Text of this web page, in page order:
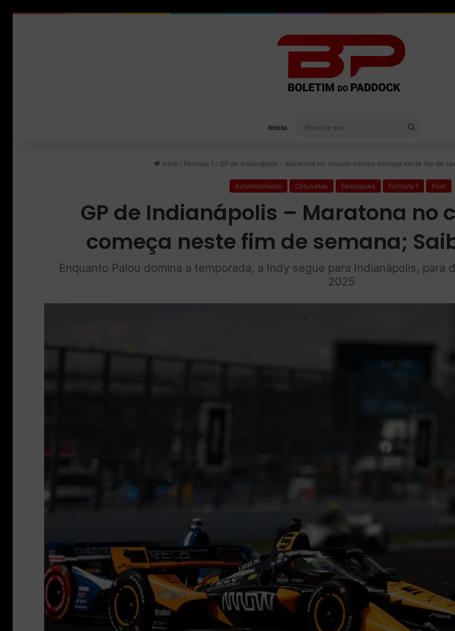
Início
Início / Fórmula 1 / GP de Indianápolis – Maratona no circuito icônico começa neste fim de
Automobilismo Colunistas Destaques Fórmula 1 Post
GP de Indianápolis – Maratona no
começa neste fim de semana;
Enquanto Palou domina a temporada, a Indy segue para Indianápolis, para
2025